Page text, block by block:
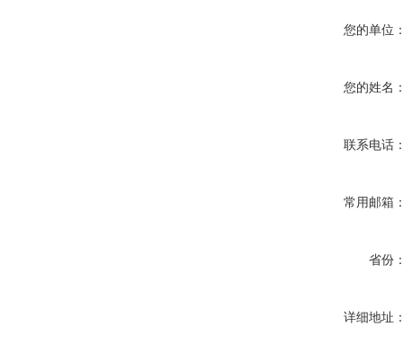
您的单位
您的姓名
联系电话
常用邮箱
省份
详细地址